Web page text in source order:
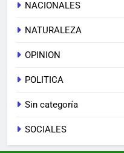
NACIONALES
NATURALEZA
OPINION
POLITICA
Sin categoría
SOCIALES